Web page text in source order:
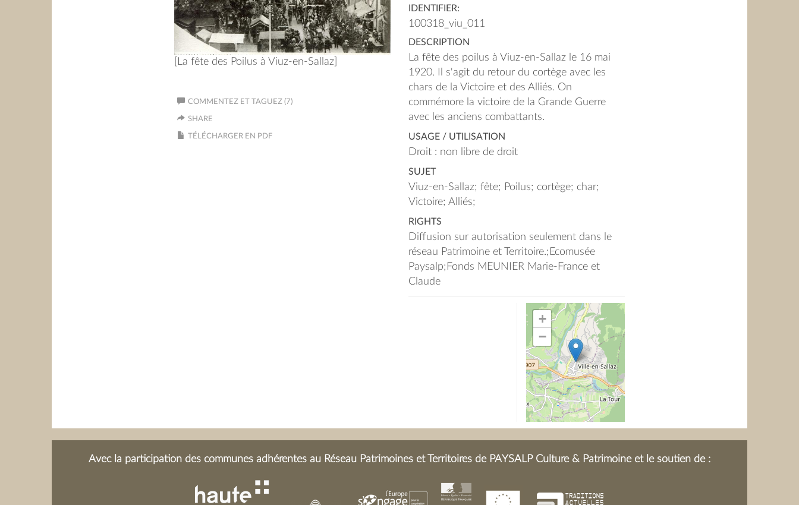
[La fête des Poilus à Viuz-en-Sallaz]
COMMENTEZ ET TAGUEZ (7)
SHARE
TÉLÉCHARGER EN PDF
IDENTIFIER:
100318_viu_011
DESCRIPTION
La fête des poilus à Viuz-en-Sallaz le 16 mai
1920. Il s'agit du retour du cortège avec les
chars de la Victoire et des Alliés. On
commémore la victoire de la Grande Guerre
avec les anciens combattants.
USAGE / UTILISATION
Droit : non libre de droit
SUJET
Viuz-en-Sallaz; fête; Poilus; cortège; char;
Victoire; Alliés;
RIGHTS
Diffusion sur autorisation seulement dans le
réseau Patrimoine et Territoire.;Ecomusée
Paysalp;Fonds MEUNIER Marie-France et
Claude
+
−
Avec la participation des communes adhérentes au Réseau Patrimoines et Territoires de PAYSALP Culture & Patrimoine et le soutien de :